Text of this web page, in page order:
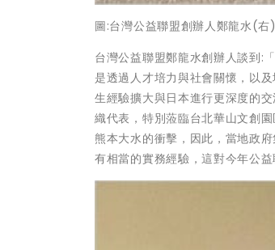
圖:台灣公益聯盟創辦人鄭龍水(右
台灣公益聯盟鄭龍水創辦人談到:
是透過人才培力與社會關懷，以
生經驗擴大與日本進行更深度的
織代表，特別蒞臨台北華山文創
熊本大水的衝擊，因此，當地政
有相當的實務經驗，這對今年公